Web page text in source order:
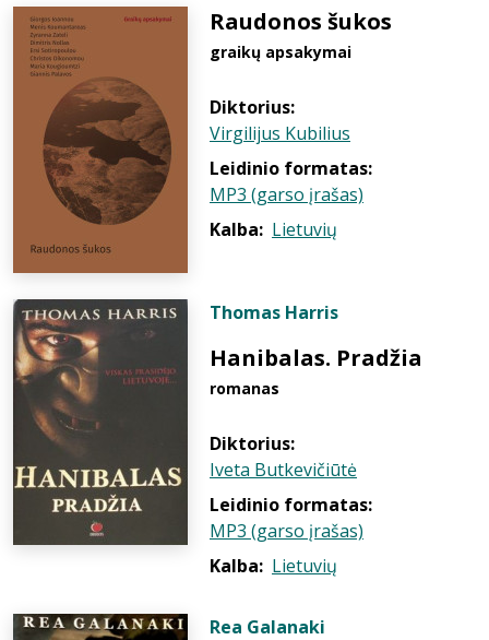
Raudonos šukos
graikų apsakymai
Diktorius:
Virgilijus Kubilius
Leidinio formatas:
MP3 (garso įrašas)
Kalba: Lietuvių
Thomas Harris
Hanibalas. Pradžia
romanas
Diktorius:
Iveta Butkevičiūtė
Leidinio formatas:
MP3 (garso įrašas)
Kalba: Lietuvių
Rea Galanaki